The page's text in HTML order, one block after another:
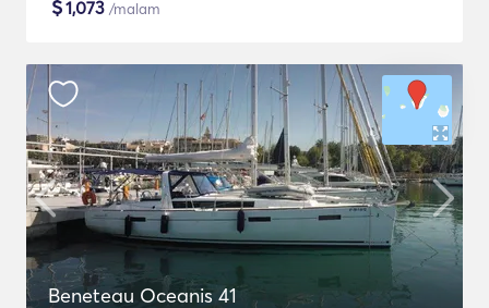
$1,073 /malam
Beneteau Oceanis 41